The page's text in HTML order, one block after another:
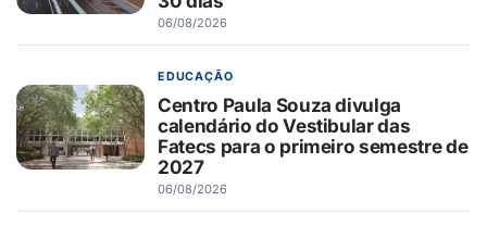
06/08/2026
EDUCAÇÃO
Centro Paula Souza divulga
calendário do Vestibular das
Fatecs para o primeiro semestre de
2027
06/08/2026